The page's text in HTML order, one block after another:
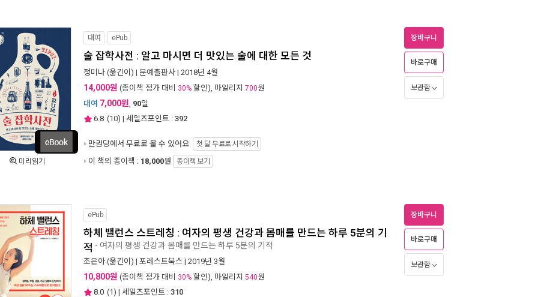
미리읽기
대여 ePub
술 잡학사전 : 알고 마시면 더 맛있는 술에 대한 모든 것
정미나 (옮긴이) | 문예출판사 | 2018년 4월
14,000원 (종이책 정가 대비 30% 할인), 마일리지 700원
대여 7,000원, 90일
6.8 (10) | 세일즈포인트 : 392
만권당에서 무료로 볼 수 있어요. 첫 달 무료로 시작하기
이 책의 종이책 : 18,000원 종이책 보기
장바구니
바로구매
보관함
ePub
하체 밸런스 스트레칭 : 여자의 평생 건강과 몸매를 만드는 하루 5분의 기
적 - 여자의 평생 건강과 몸매를 만드는 하루 5분의 기적
조은아 (옮긴이) | 포레스트북스 | 2019년 3월
10,800원 (종이책 정가 대비 30% 할인), 마일리지 540원
8.0 (1) | 세일즈포인트 : 310
장바구니
바로구매
보관함